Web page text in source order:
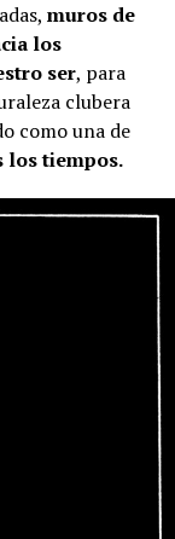
muros de
los
ser, para
clubera
como una de
los tiempos.